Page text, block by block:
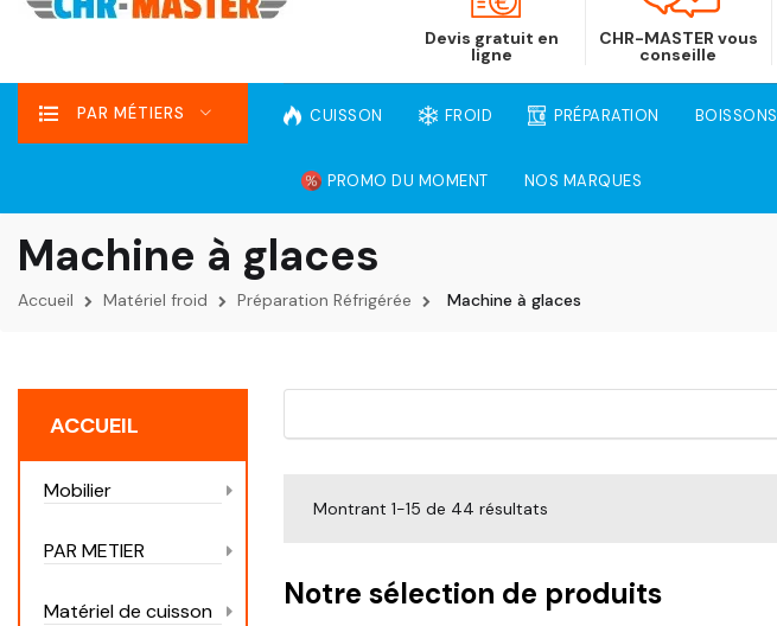
Devis gratuit en
ligne
CHR-MASTER vous
conseille
PAR MÉTIERS CUISSON FROID PRÉPARATION BOISSONS
PROMO DU MOMENT NOS MARQUES
Machine à glaces
Accueil Matériel froid Préparation Réfrigérée Machine à glaces
ACCUEIL
Mobilier
PAR METIER
Matériel de cuisson
Montrant 1-15 de 44 résultats
Notre sélection de produits